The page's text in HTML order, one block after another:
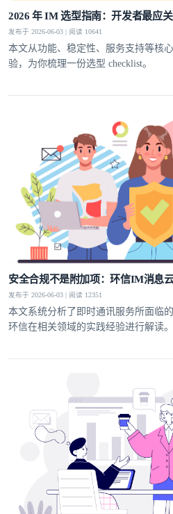
2026 年 IM 选型指南：开发者最应
发布于 2026-06-03 | 阅读 10641
本文从功能、稳定性、服务支持等核
验，为你梳理一份选型 checklist。
安全合规不是附加项：环信IM消息
发布于 2026-06-03 | 阅读 12351
本文系统分析了即时通讯服务所面临
环信在相关领域的实践经验进行解读。